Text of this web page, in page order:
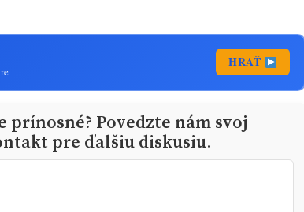
HRAŤ
Povedzte nám svoj
pre ďalšiu diskusiu.